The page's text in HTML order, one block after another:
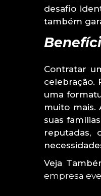
desafio
também
Contratar
celebração.
uma
muito mais.
suas
reputadas,
Veja
empresa